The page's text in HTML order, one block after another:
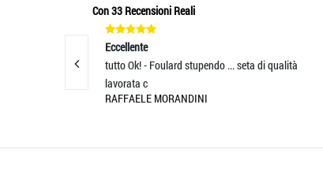
Con 33 Recensioni Reali
Eccellente
tutto Ok! - Foulard stupendo ... seta di qualità
lavorata c
RAFFAELE MORANDINI